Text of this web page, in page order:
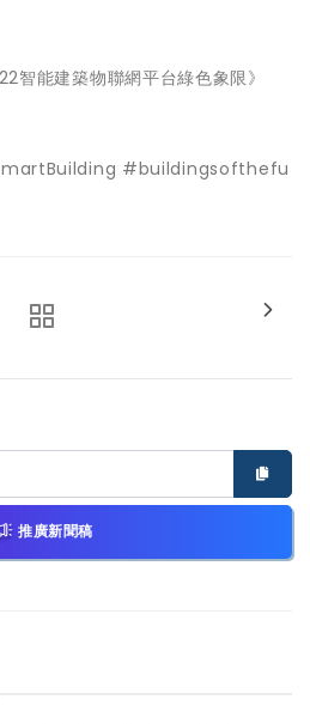
智能建築物聯網平台綠色象限》
#buildingsofthefu
推廣新聞稿